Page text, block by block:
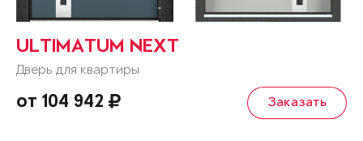
ULTIMATUM NEXT
Дверь для квартиры
от 104 942 Заказать